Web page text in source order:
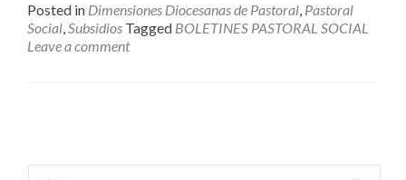
Posted in Dimensiones Diocesanas de Pastoral, Pastoral
Social,Subsidios Tagged BOLETINES PASTORAL SOCIAL
Leave a comment
navigation